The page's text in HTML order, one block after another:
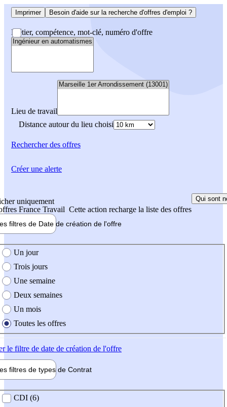
Imprimer Besoin d'aide sur la recherche d'offres d'emploi ?
Métier, compétence, mot-clé, numéro d'offre
Lieu de travail
Distance autour du lieu choisi
Rechercherdes offres
uniquement
France Travail Cette action recharge la liste des offres
Qui sont
filtres de Date de création de l'offre
création de l'offre
Un jour
Trois jours
Une semaine
Deux semaines
Un mois
Toutes les offres
le filtre de date de création de l'offre
filtres de types de Contrat
contrat
CDI (6)
Créer une alerte